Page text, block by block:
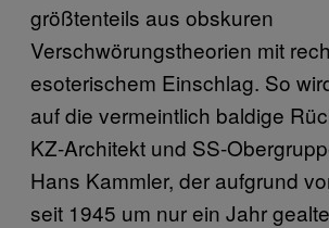
größtenteils aus obskuren
Verschwörungstheorien mit
esoterischem Einschlag. So
auf die vermeintlich baldige
KZ-Architekt und SS-
Hans Kammler, der aufgrund
seit 1945 um nur ein Jahr